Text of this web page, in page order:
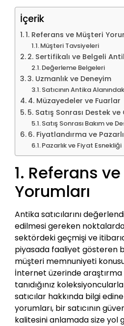
İçerik
1. Referans ve Müşteri
Müşteri Tavsiyeleri
2. Sertifikalı ve Belgeli
Değerleme Belgeleri
3. Uzmanlık ve Deneyim
Satıcının Antika
4. Müzayedeler ve Fuarlar
5. Satış Sonrası Destek
Satış Sonrası Bakım ve
6. Fiyatlandırma ve
Pazarlık ve Fiyat Esnekliği
1. Referans
Yorumları
Antika satıcılarını
edilmesi gereken
sektördeki geçmişi ve
piyasada faaliyet gösteren
müşteri memnuniyeti
İnternet üzerinde
tanıdığınız
satıcılar hakkında bilgi
yorumları, bir satıcının
kalitesini anlamada size yol